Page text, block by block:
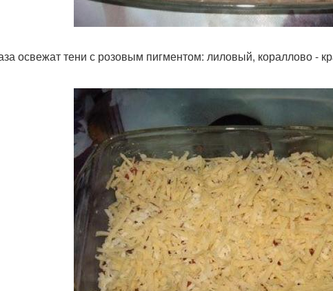
освежат тени с розовым пигментом: лиловый, кораллово -